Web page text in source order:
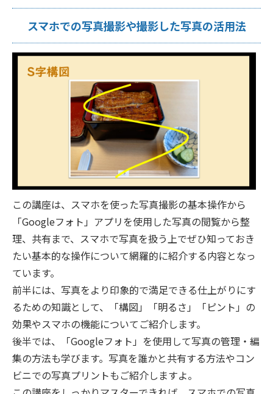
スマホでの写真撮影や撮影した写真の活用法
この講座は、スマホを使った写真撮影の基本操作から
「Googleフォト」アプリを使用した写真の閲覧から整
理、共有まで、スマホで写真を扱う上でぜひ知っておき
たい基本的な操作について網羅的に紹介する内容となっ
ています。
前半には、写真をより印象的で満足できる仕上がりにす
るための知識として、「構図」「明るさ」「ピント」の
効果やスマホの機能についてご紹介します。
後半では、「Googleフォト」を使用して写真の管理・編
集の方法も学びます。写真を誰かと共有する方法やコン
ビニでの写真プリントもご紹介しますよ。